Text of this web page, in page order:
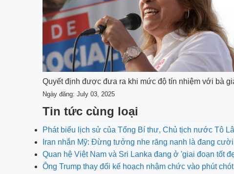
Quyết định được đưa ra khi mức độ tín nhiệm với bà
Ngày đăng: July 03, 2025
Tin tức cùng loại
Phát biểu lịch sử của Tổng Bí thư, Chủ tịch nước Tô
Iran nhắn Mỹ: Đừng tưởng nhe răng nanh là đang cười
Quan hệ Việt Nam và Sri Lanka đang ở 'giai đoạn tốt
Ông Trump thay đổi kế hoạch nhậm chức vào phút chót